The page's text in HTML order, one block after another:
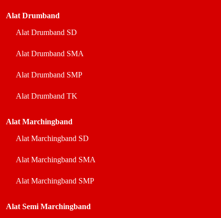
Alat Drumband
Alat Drumband SD
Alat Drumband SMA
Alat Drumband SMP
Alat Drumband TK
Alat Marchingband
Alat Marchingband SD
Alat Marchingband SMA
Alat Marchingband SMP
Alat Semi Marchingband